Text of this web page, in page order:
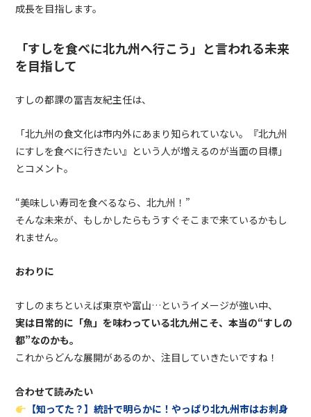
成長を目指します。
「すしを食べに北九州へ行こう」と言われる未来
を目指して
すしの都課の冨吉友紀主任は、
「北九州の食文化は市内外にあまり知られていない。『北九州
にすしを食べに行きたい』という人が増えるのが当面の目標」
とコメント。
“美味しい寿司を食べるなら、北九州！”
そんな未来が、もしかしたらもうすぐそこまで来ているかもし
れません。
おわりに
すしのまちといえば東京や富山…というイメージが強い中、
実は日常的に「魚」を味わっている北九州こそ、本当の“すしの
都”なのかも。
これからどんな展開があるのか、注目していきたいですね！
合わせて読みたい
【知ってた？】統計で明らかに！やっぱり北九州市はお刺身